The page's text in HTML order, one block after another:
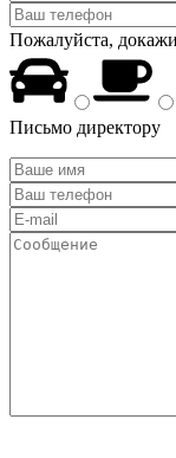
Пожалуйста,
Письмо директору